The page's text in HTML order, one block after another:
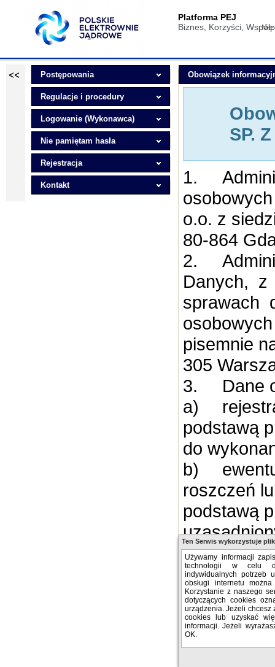
Platforma PEJ
Biznes, Korzyści,
Nie
Postępowania
Regulacje i procedury
Logowanie (Wykonawca)
Nie pamiętam hasła
Rejestracja
Kontakt
Obowiązek
SP.
1.
o.o. z
80-864
2.
Danych,
sprawach
pisemnie
305
3.
Dane
a)
podstawą
do
b)
roszczeń
podstawą
f) RODO);
4.
Dane
Ten Serwis wykorzystuje
Używamy informacji
technologii w celu
indywidualnych potrzeb
obsługi internetu
Korzystanie z naszego
dotyczących cookies
urządzenia. Jeżeli chcesz
cookies lub uzyskać
informacji. Jeżeli
OK.